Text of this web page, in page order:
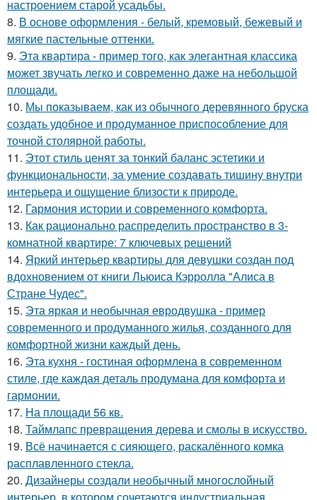
настроением старой усадьбы.
8. В основе оформления - белый, кремовый, бежевый и
мягкие пастельные оттенки.
9. Эта квартира - пример того, как элегантная классика
может звучать легко и современно даже на небольшой
площади.
10. Мы показываем, как из обычного деревянного бруска
создать удобное и продуманное приспособление для
точной столярной работы.
11. Этот стиль ценят за тонкий баланс эстетики и
функциональности, за умение создавать тишину внутри
интерьера и ощущение близости к природе.
12. Гармония истории и современного комфорта.
13. Как рационально распределить пространство в 3-
комнатной квартире: 7 ключевых решений
14. Яркий интерьер квартиры для девушки создан под
вдохновением от книги Льюиса Кэрролла "Алиса в
Стране Чудес".
15. Эта яркая и необычная евродвушка - пример
современного и продуманного жилья, созданного для
комфортной жизни каждый день.
16. Эта кухня - гостиная оформлена в современном
стиле, где каждая деталь продумана для комфорта и
гармонии.
17. На площади 56 кв.
18. Таймлапс превращения дерева и смолы в искусство.
19. Всё начинается с сияющего, раскалённого комка
расплавленного стекла.
20. Дизайнеры создали необычный многослойный